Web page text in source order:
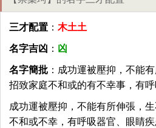
三才配置 ： 木土土
名字吉凶 ： 凶
名字簡批 ：成功運被壓抑，不能
招致家庭不和或的有不幸事，有呼
成功運被壓抑，不能有所伸張，
不和或不幸，有呼吸器官、眼睛疾